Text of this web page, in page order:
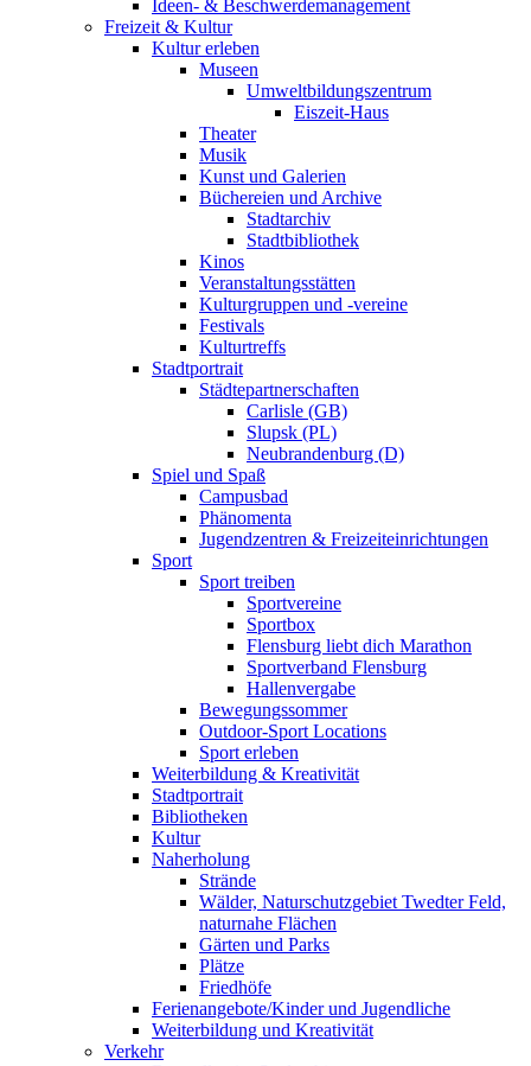
Ideen- & Beschwerdemanagement
Freizeit & Kultur
Kultur erleben
Museen
Umweltbildungszentrum
Eiszeit-Haus
Theater
Musik
Kunst und Galerien
Büchereien und Archive
Stadtarchiv
Stadtbibliothek
Kinos
Veranstaltungsstätten
Kulturgruppen und -vereine
Festivals
Kulturtreffs
Stadtportrait
Städtepartnerschaften
Carlisle (GB)
Slupsk (PL)
Neubrandenburg (D)
Spiel und Spaß
Campusbad
Phänomenta
Jugendzentren & Freizeiteinrichtungen
Sport
Sport treiben
Sportvereine
Sportbox
Flensburg liebt dich Marathon
Sportverband Flensburg
Hallenvergabe
Bewegungssommer
Outdoor-Sport Locations
Sport erleben
Weiterbildung & Kreativität
Stadtportrait
Bibliotheken
Kultur
Naherholung
Strände
Wälder, Naturschutzgebiet Twedter Feld,
naturnahe Flächen
Gärten und Parks
Plätze
Friedhöfe
Ferienangebote/Kinder und Jugendliche
Weiterbildung und Kreativität
Verkehr